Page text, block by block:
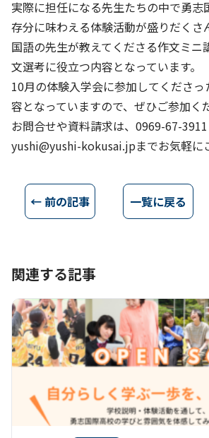
実際に担任になる先生たちの中で勇志
存分に味わえる体験活動が盛りだくさ
国語の先生が教えてくださる作文ミニ
文選考に役立つ内容となっています。
10月の体験入学会に参加してくださ
容となっていますので、ぜひご参加く
お問合せや資料請求は、0969-67-
yushi@yushi-kokusai.jpまでお気軽に
← 前の記事 一覧に戻る
関連する記事